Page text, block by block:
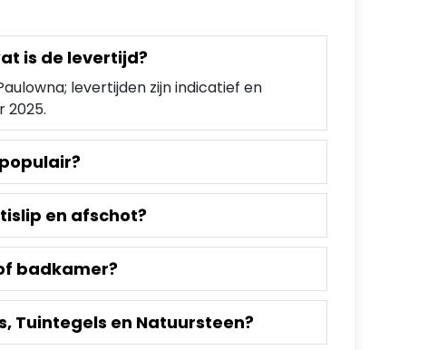
is de levertijd?
levertijden zijn indicatief en
2025.
en afschot?
badkamer?
Tuintegels en Natuursteen?